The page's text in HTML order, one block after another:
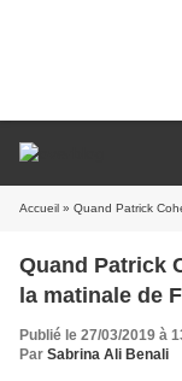
Accueil » Quand Patrick
Quand Patrick
la matinale de
Publié le 27/03/2019 à
Par Sabrina Ali Benali